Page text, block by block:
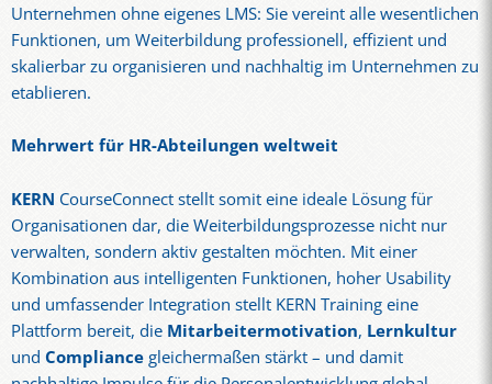
Unternehmen ohne eigenes LMS: Sie vereint alle wesentlichen
Funktionen, um Weiterbildung professionell, effizient und
skalierbar zu organisieren und nachhaltig im Unternehmen zu
etablieren.
Mehrwert für HR-Abteilungen weltweit
KERN CourseConnect stellt somit eine ideale Lösung für
Organisationen dar, die Weiterbildungsprozesse nicht nur
verwalten, sondern aktiv gestalten möchten. Mit einer
Kombination aus intelligenten Funktionen, hoher Usability
und umfassender Integration stellt KERN Training eine
Plattform bereit, die Mitarbeitermotivation, Lernkultur
und Compliancegleichermaßen stärkt – und damit